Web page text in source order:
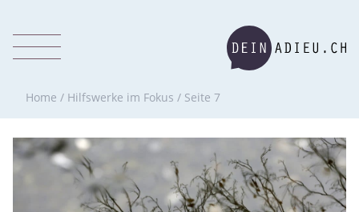
Home / Hilfswerke im Fokus / Seite 7